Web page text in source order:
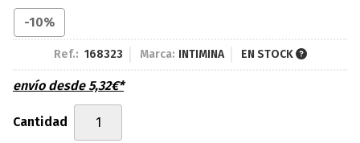
-10%
Ref.: 168323 Marca: INTIMINA EN STOCK
envío desde5,32€*
Cantidad